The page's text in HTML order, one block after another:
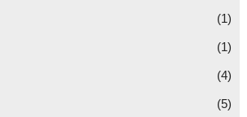
(1)
(1)
(4)
(5)